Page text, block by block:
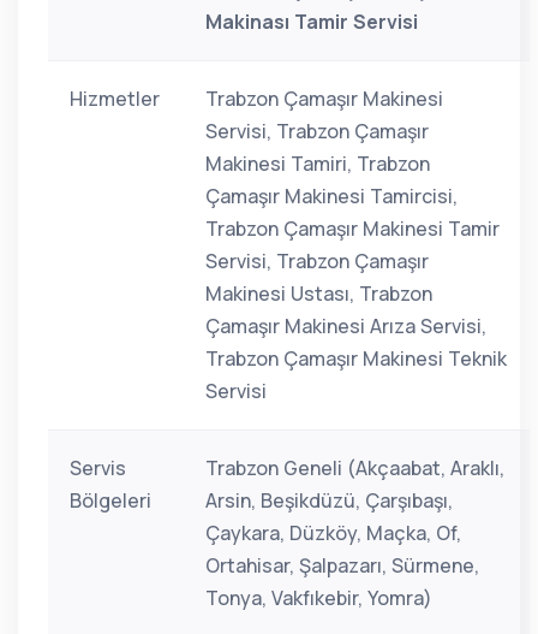
Makinası Tamir Servisi
Hizmetler
Trabzon Çamaşır Makinesi
Servisi, Trabzon Çamaşır
Makinesi Tamiri, Trabzon
Çamaşır Makinesi Tamircisi,
Trabzon Çamaşır Makinesi Tamir
Servisi, Trabzon Çamaşır
Makinesi Ustası, Trabzon
Çamaşır Makinesi Arıza Servisi,
Trabzon Çamaşır Makinesi Teknik
Servisi
Servis
Bölgeleri
Trabzon Geneli (Akçaabat, Araklı,
Arsin, Beşikdüzü, Çarşıbaşı,
Çaykara, Düzköy, Maçka, Of,
Ortahisar, Şalpazarı, Sürmene,
Tonya, Vakfıkebir, Yomra)